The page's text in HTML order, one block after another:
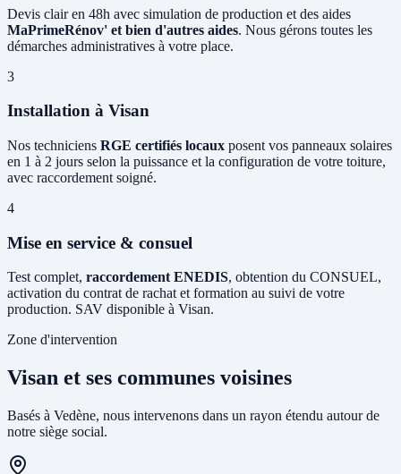
Devis clair en 48h avec simulation de production et des aides
MaPrimeRénov' et bien d'autres aides. Nous gérons toutes les
démarches administratives à votre place.
3
Installation à Visan
Nos techniciens RGE certifiés locaux posent vos panneaux solaires
en 1 à 2 jours selon la puissance et la configuration de votre toiture,
avec raccordement soigné.
4
Mise en service & consuel
Test complet, raccordement ENEDIS, obtention du CONSUEL,
activation du contrat de rachat et formation au suivi de votre
production. SAV disponible à Visan.
Zone d'intervention
Visan et ses communes voisines
Basés à Vedène, nous intervenons dans un rayon étendu autour de
notre siège social.